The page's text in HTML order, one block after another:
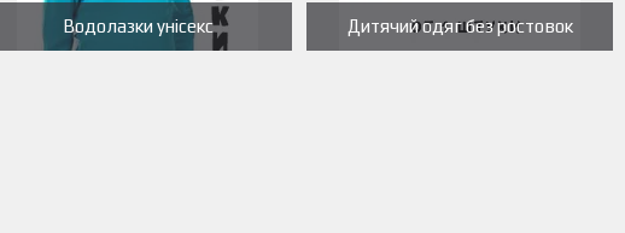
Водолазки унісекс Дитячий одяг без ростовок